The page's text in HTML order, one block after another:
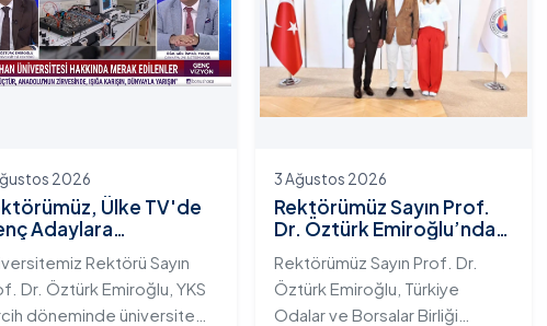
Öztürk Emiroğlu’na nezaket
bulundu.
2026
Ülke TV'de
Adaylara
Eğitim
ve Sunduğu
İmkânları Anlattı
Rektörü Sayın
Dr. Öztürk Emiroğlu, YKS
döneminde üniversite
3 Ağustos 2026
Rektörümüz Sayın Prof.
Dr. Öztürk Emiroğlu’ndan
Rifat Hisarcıklıoğlu’na
Ziyaret
Rektörümüz Sayın Prof. Dr.
Öztürk Emiroğlu, Türkiye
Odalar ve Borsalar Birliği